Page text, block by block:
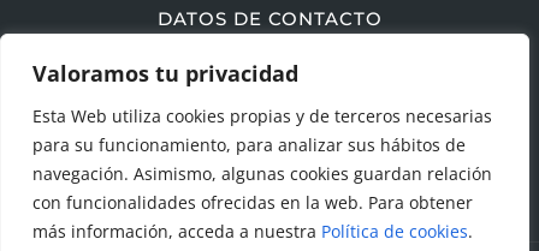
Valoramos tu privacidad
Esta Web utiliza cookies propias y de terceros necesarias
para su funcionamiento, para analizar sus hábitos de
navegación. Asimismo, algunas cookies guardan relación
con funcionalidades ofrecidas en la web. Para obtener
más información, acceda a nuestra Política de cookies.
DATOS DE CONTACTO
Ayto. de Talamanca de Jarama
C/Fuente del Arca, 19 28160 Talamanca de
Jarama (Madrid)